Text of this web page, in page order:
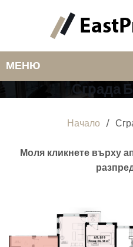
Сграда
Начало /
Моля кликнете върху